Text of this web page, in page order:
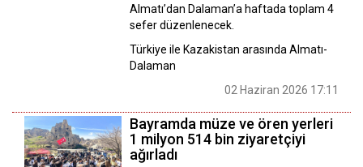
Almatı’dan Dalaman’a haftada toplam 4
sefer düzenlenecek.
Türkiye ile Kazakistan arasında Almatı-
Dalaman
02 Haziran 2026 17:11
Bayramda müze ve ören yerleri
1 milyon 514 bin ziyaretçiyi
ağırladı